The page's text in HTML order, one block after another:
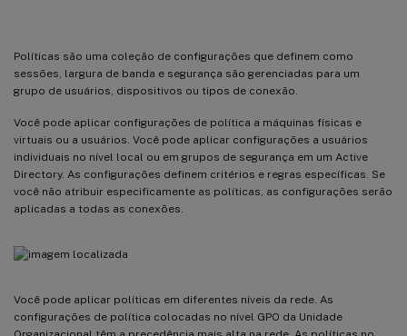
Políticas são uma coleção de configurações que definem como
sessões, largura de banda e segurança são gerenciadas para um
grupo de usuários, dispositivos ou tipos de conexão.
Você pode aplicar configurações de política a máquinas físicas e
virtuais ou a usuários. Você pode aplicar configurações a usuários
individuais no nível local ou em grupos de segurança em um Active
Directory. As configurações definem critérios e regras específicas. Se
você não atribuir especificamente as políticas, as configurações serão
aplicadas a todas as conexões.
Você pode aplicar políticas em diferentes níveis da rede. As
configurações de política colocadas no nível GPO da Unidade